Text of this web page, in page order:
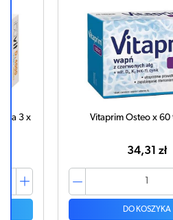
3 x Vitaprim Osteo x 60
34,31 zł
DO KOSZYKA